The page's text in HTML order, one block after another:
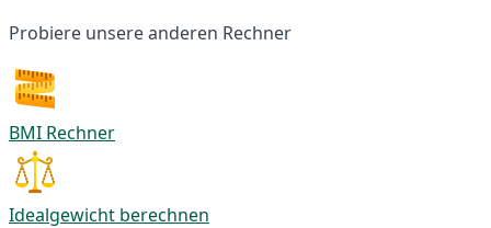
Probiere unsere anderen Rechner
BMI Rechner
Idealgewicht berechnen